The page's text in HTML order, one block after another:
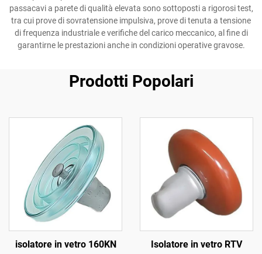
passacavi a parete di qualità elevata sono sottoposti a rigorosi test,
tra cui prove di sovratensione impulsiva, prove di tenuta a tensione
di frequenza industriale e verifiche del carico meccanico, al fine di
garantirne le prestazioni anche in condizioni operative gravose.
Prodotti Popolari
isolatore in vetro 160KN Isolatore in vetro RTV